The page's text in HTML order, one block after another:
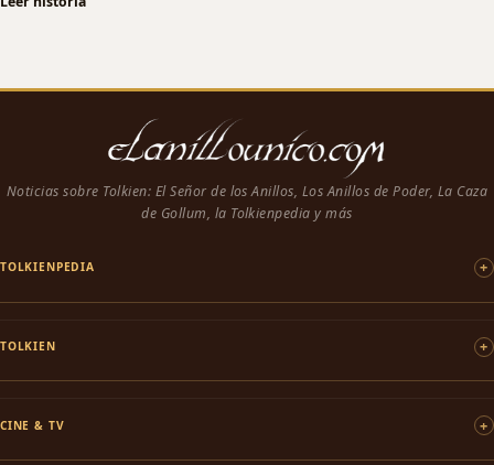
Noticias sobre Tolkien: El Señor de los Anillos, Los Anillos de Poder, La Caza
de Gollum, la Tolkienpedia y más
TOLKIENPEDIA
TOLKIEN
CINE & TV